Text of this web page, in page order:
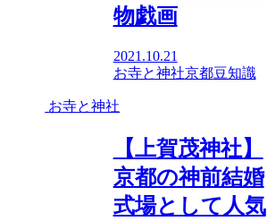
物戯画
2021.10.21
お寺と神社京都豆知識
お寺と神社
【上賀茂神社】
京都の神前結婚
式場として人気